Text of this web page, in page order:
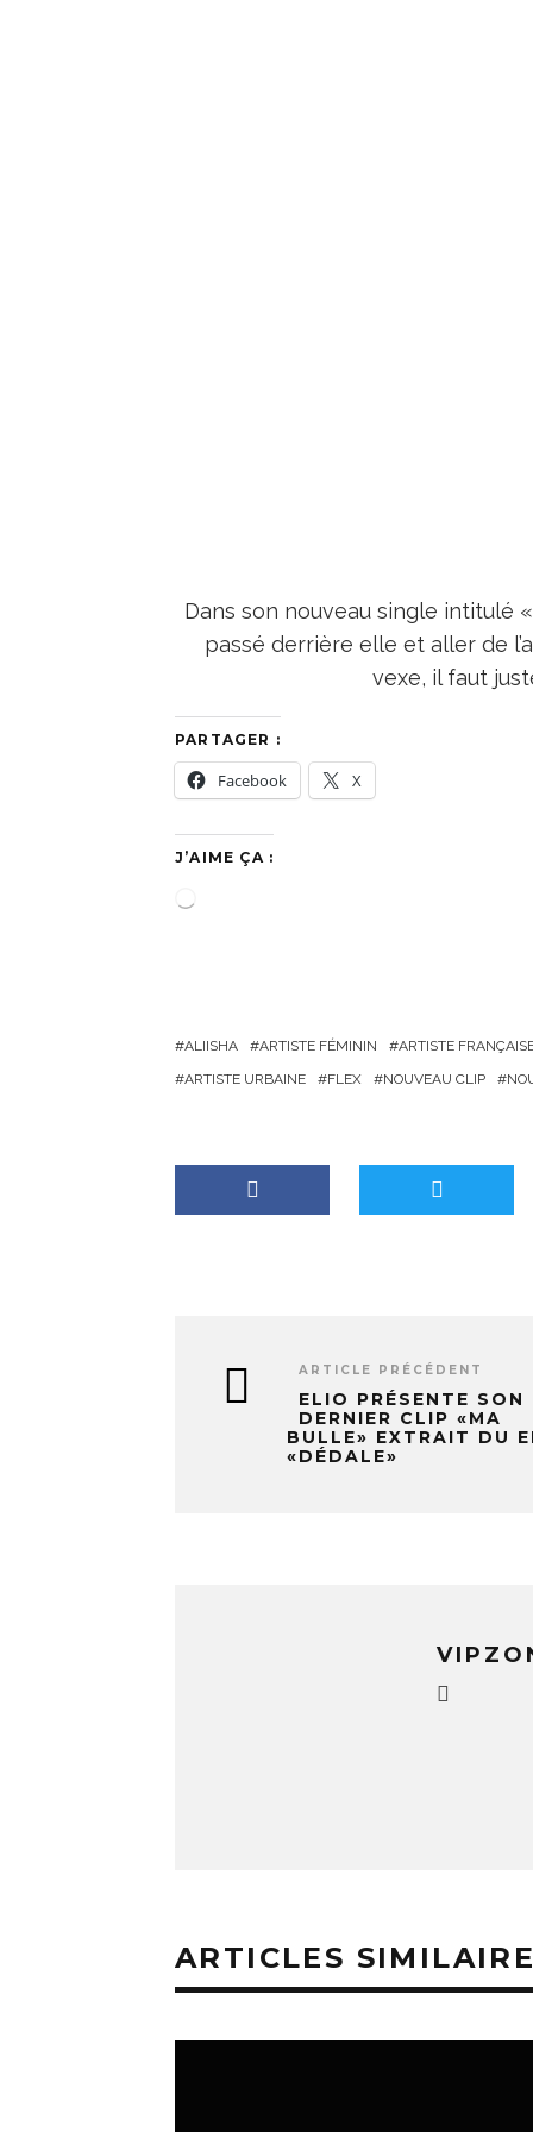
Dans son nouveau single intitulé
passé derrière elle et aller de
vexe, il faut
PARTAGER :
Facebook X
J’AIME ÇA :
n
ALIISHA ARTISTE FÉMININ ARTISTE
ARTISTE URBAINE
FLEX NOUVEAU CLIP
ARTICLE PRÉCÉDENT
ELIO PRÉSENTE SON
DERNIER CLIP «MA
BULLE» EXTRAIT DU
«DÉDALE»
ARTICLES